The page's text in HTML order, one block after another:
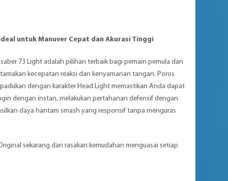
untuk Manuver Cepat dan Akurasi Tinggi
73 Light adalah pilihan terbaik bagi pemain pemula dan
kecepatan reaksi dan kenyamanan tangan. Poros
dengan karakter Head Light memastikan Anda dapat
dengan instan, melakukan pertahanan defensif dengan
daya hantam smash yang responsif tanpa menguras
sekarang dan rasakan kemudahan menguasai setiap